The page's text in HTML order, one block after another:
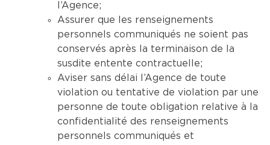
l’Agence;
Assurer que les renseignements
personnels communiqués ne soient pas
conservés après la terminaison de la
susdite entente contractuelle;
Aviser sans délai l’Agence de toute
violation ou tentative de violation par une
personne de toute obligation relative à la
confidentialité des renseignements
personnels communiqués et